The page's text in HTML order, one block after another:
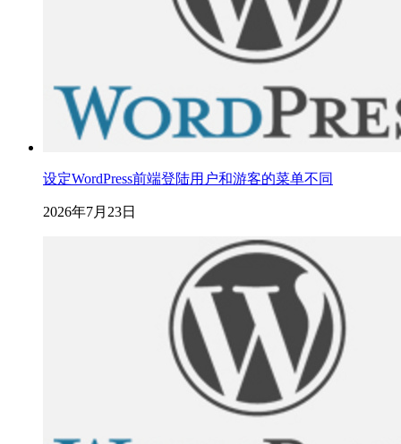
设定WordPress前端登陆用户和游客的菜单不同
2026年7月23日